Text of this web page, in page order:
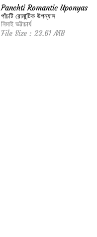
Panchti Romantic Uponyas
পাঁচটি রোমান্টিক উপন্যাস
নিমাই ভট্টাচার্য
File Size : 23.61 MB